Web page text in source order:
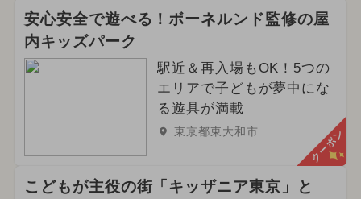
安心安全で遊べる！ボーネルンド監修の屋
内キッズパーク
駅近＆再入場もOK！5つの
エリアで子どもが夢中にな
る遊具が満載
東京都東大和市 クーポン
こどもが主役の街「キッザニア東京」と